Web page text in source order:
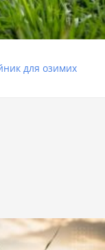
для озимих